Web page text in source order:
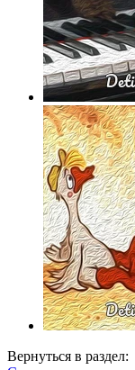
Вернуться в раздел: